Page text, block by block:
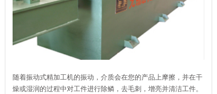
随着振动式精加工机的振动，介质会在您的产品上摩擦，并在干
燥或湿润的过程中对工件进行除鳞，去毛刺，增亮并清洁工件。